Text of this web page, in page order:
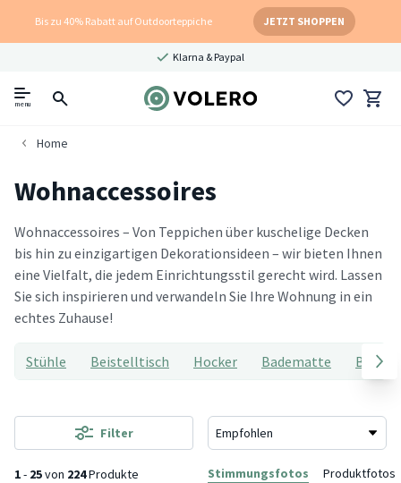
Bis zu 40% Rabatt auf Outdoorteppiche JETZT SHOPPEN
Klarna & Paypal
menu
Home
Wohnaccessoires
Wohnaccessoires – Von Teppichen über kuschelige Decken
bis hin zu einzigartigen Dekorationsideen – wir bieten Ihnen
eine Vielfalt, die jedem Einrichtungsstil gerecht wird. Lassen
Sie sich inspirieren und verwandeln Sie Ihre Wohnung in ein
echtes Zuhause!
Stühle Beistelltisch Hocker Badematte
1- 25von 224Produkte
Filter
Stimmungsfotos Produktfotos